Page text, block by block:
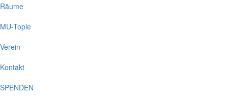
Räume
MU-Topie
Verein
Kontakt
SPENDEN